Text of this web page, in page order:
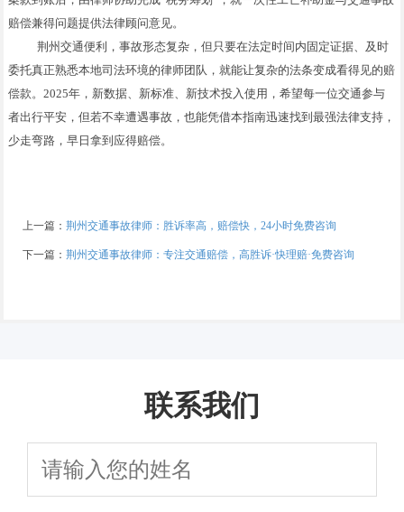
赔偿兼得问题提供法律顾问意见。
荆州交通便利，事故形态复杂，但只要在法定时间内固定证据、及时
委托真正熟悉本地司法环境的律师团队，就能让复杂的法条变成看得见的赔
偿款。2025年，新数据、新标准、新技术投入使用，希望每一位交通参与
者出行平安，但若不幸遭遇事故，也能凭借本指南迅速找到最强法律支持，
少走弯路，早日拿到应得赔偿。
上一篇： 荆州交通事故律师：胜诉率高，赔偿快，24小时免费咨询
下一篇： 荆州交通事故律师：专注交通赔偿，高胜诉·快理赔·免费咨询
联系我们